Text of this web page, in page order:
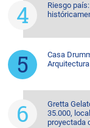
Riesgo
Casa
Gretta
35.000,
proyectada